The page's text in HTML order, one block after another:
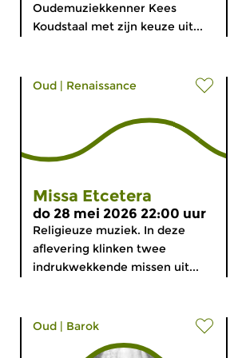
Oudemuziekkenner Kees
Koudstaal met zijn keuze uit...
Oud | Renaissance
Missa Etcetera
do 28 mei 2026 22:00 uur
Religieuze muziek. In deze
aflevering klinken twee
indrukwekkende missen uit...
Oud | Barok